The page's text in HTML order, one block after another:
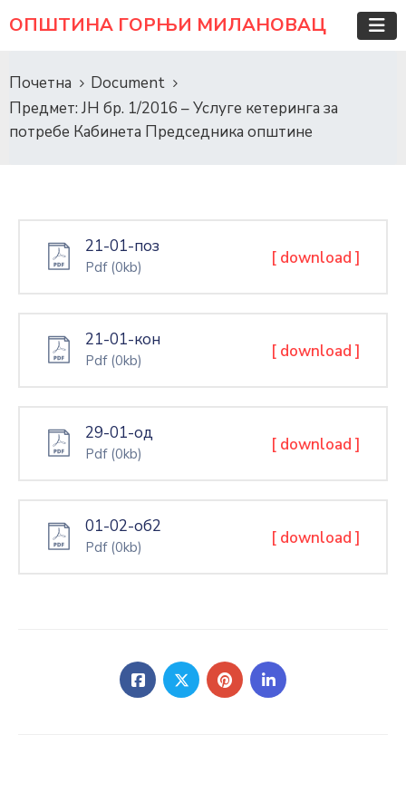
ОПШТИНА ГОРЊИ МИЛАНОВАЦ
Почетна
Document
Предмет: ЈН бр. 1/2016 – Услуге кетеринга за
потребе Кабинета Председника општине
21-01-поз
Pdf (0kb) [ download ]
21-01-кон
Pdf (0kb) [ download ]
29-01-од
Pdf (0kb) [ download ]
01-02-об2
Pdf (0kb) [ download ]